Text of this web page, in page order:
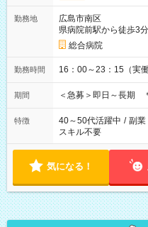
勤務地
広島市南区
県病院前駅から徒歩3分
総合病院
勤務時間 16：00～23：15（実
期間 ＜急募＞即日～長期
特徴 40～50代活躍中 / 副業
スキル不要
気になる！